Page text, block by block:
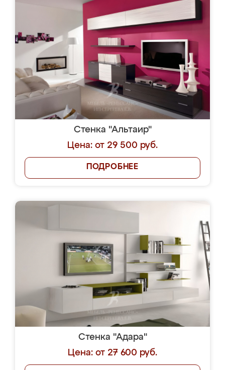
Стенка "Альтаир"
Цена: от 29 500 руб.
ПОДРОБНЕЕ
Стенка "Адара"
Цена: от 27 600 руб.